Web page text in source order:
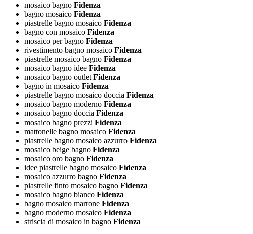
mosaico bagno Fidenza
bagno mosaico Fidenza
piastrelle bagno mosaico Fidenza
bagno con mosaico Fidenza
mosaico per bagno Fidenza
rivestimento bagno mosaico Fidenza
piastrelle mosaico bagno Fidenza
mosaico bagno idee Fidenza
mosaico bagno outletFidenza
bagno in mosaico Fidenza
piastrelle bagno mosaico doccia Fidenza
mosaico bagno moderno Fidenza
mosaico bagno doccia Fidenza
mosaico bagno prezzi Fidenza
mattonelle bagno mosaico Fidenza
piastrelle bagno mosaico azzurro Fidenza
mosaico beige bagno Fidenza
mosaico oro bagno Fidenza
idee piastrelle bagno mosaico Fidenza
mosaico azzurro bagno Fidenza
piastrelle finto mosaico bagno Fidenza
mosaico bagno bianco Fidenza
bagno mosaico marrone Fidenza
bagno moderno mosaico Fidenza
striscia di mosaico in bagno Fidenza